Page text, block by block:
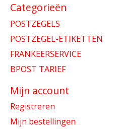
Categorieën
POSTZEGELS
POSTZEGEL-ETIKETTEN
FRANKEERSERVICE
BPOST TARIEF
Mijn account
Registreren
Mijn bestellingen